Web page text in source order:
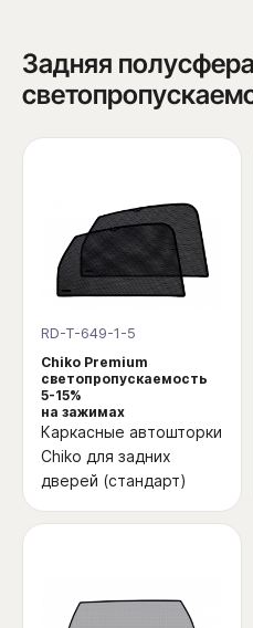
Задняя
RD-T-649-1-5
Chiko Premium
светопропускаемость
5-15%
на зажимах
Каркасные автошторки
Chiko для задних
дверей (стандарт)